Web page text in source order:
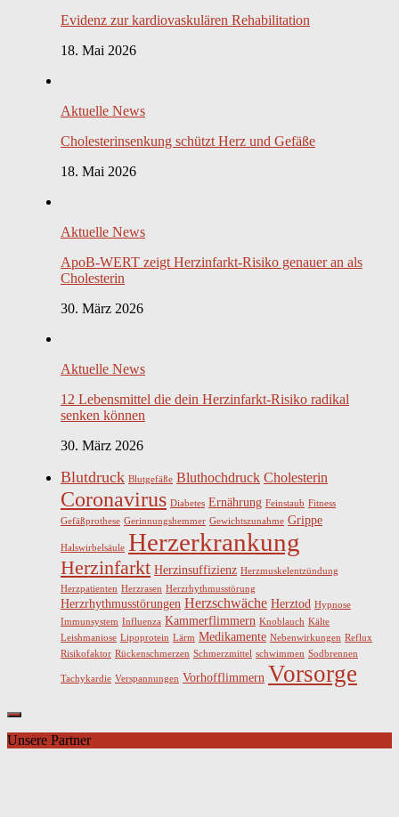
Evidenz zur kardiovaskulären Rehabilitation
18. Mai 2026
Aktuelle News
Cholesterinsenkung schützt Herz und Gefäße
18. Mai 2026
Aktuelle News
ApoB-WERT zeigt Herzinfarkt-Risiko genauer an als
Cholesterin
30. März 2026
Aktuelle News
12 Lebensmittel die dein Herzinfarkt-Risiko radikal
senken können
30. März 2026
Blutdruck Blutgefäße Bluthochdruck Cholesterin
Coronavirus Diabetes Ernährung Feinstaub Fitness
Gefäßprothese Gerinnungshemmer Gewichtszunahme Grippe
Halswirbelsäule Herzerkrankung
Herzinfarkt Herzinsuffizienz Herzmuskelentzündung
Herzpatienten Herzrasen Herzrhythmusstörung
Herzrhythmusstörungen Herzschwäche Herztod Hypnose
Immunsystem Influenza Kammerflimmern Knoblauch Kälte
Leishmaniose Lipoprotein Lärm Medikamente Nebenwirkungen Reflux
Risikofaktor Rückenschmerzen Schmerzmittel schwimmen Sodbrennen
Tachykardie Verspannungen Vorhofflimmern Vorsorge
Unsere Partner